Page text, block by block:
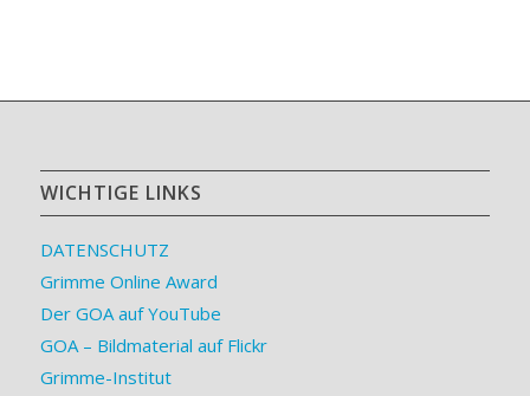
WICHTIGE LINKS
DATENSCHUTZ
Grimme Online Award
Der GOA auf YouTube
GOA – Bildmaterial auf Flickr
Grimme-Institut